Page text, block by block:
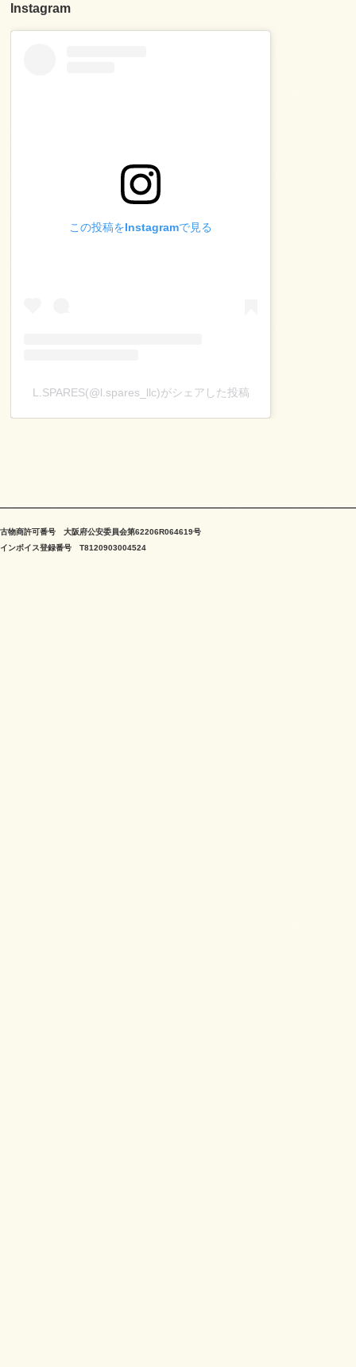
Instagram
この投稿をInstagramで見る
L.SPARES(@l.spares_llc)がシェアした投稿
古物商許可番号 大阪府公安委員会第62206R064619号
インボイス登録番号 T8120903004524